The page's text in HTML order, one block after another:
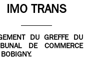
IMO TRANS
DU GREFFE DU
DE COMMERCE